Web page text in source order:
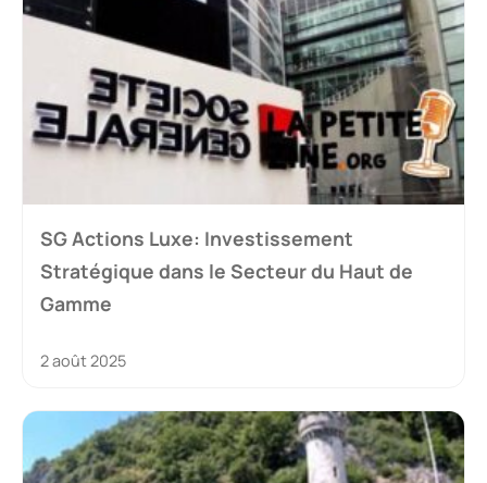
SG Actions Luxe: Investissement
Stratégique dans le Secteur du Haut de
Gamme
2 août 2025